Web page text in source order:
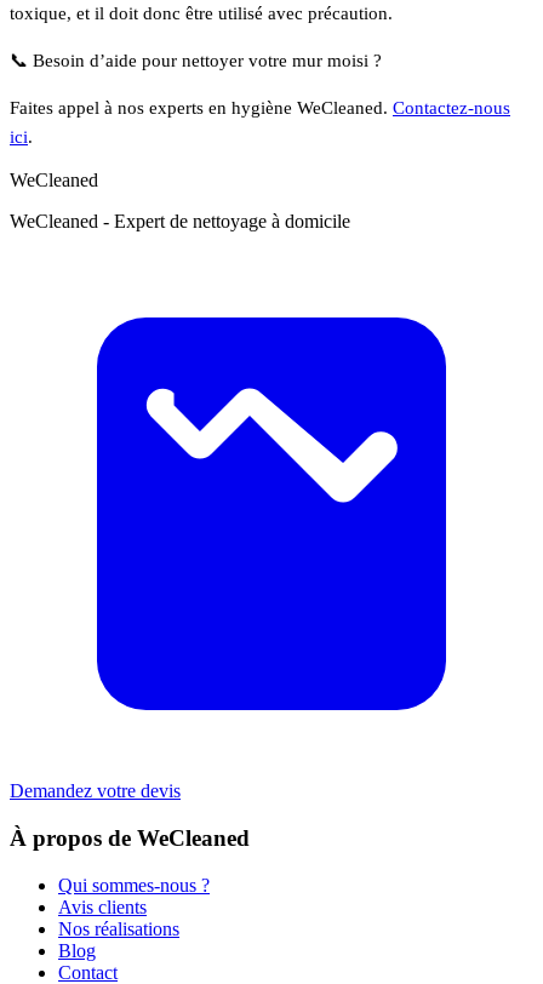
toxique, et il doit donc être utilisé avec précaution.
📞 Besoin d’aide pour nettoyer votre mur moisi ?
Faites appel à nos experts en hygiène WeCleaned. Contactez-nous
ici.
WeCleaned
WeCleaned - Expert de nettoyage à domicile
Demandez votre devis
À propos de WeCleaned
Qui sommes-nous ?
Avis clients
Nos réalisations
Blog
Contact